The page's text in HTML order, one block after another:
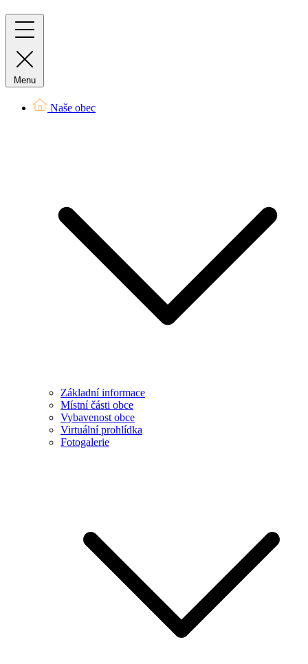
Menu
Naše obec
Základní informace
Místní části obce
Vybavenost obce
Virtuální prohlídka
Fotogalerie